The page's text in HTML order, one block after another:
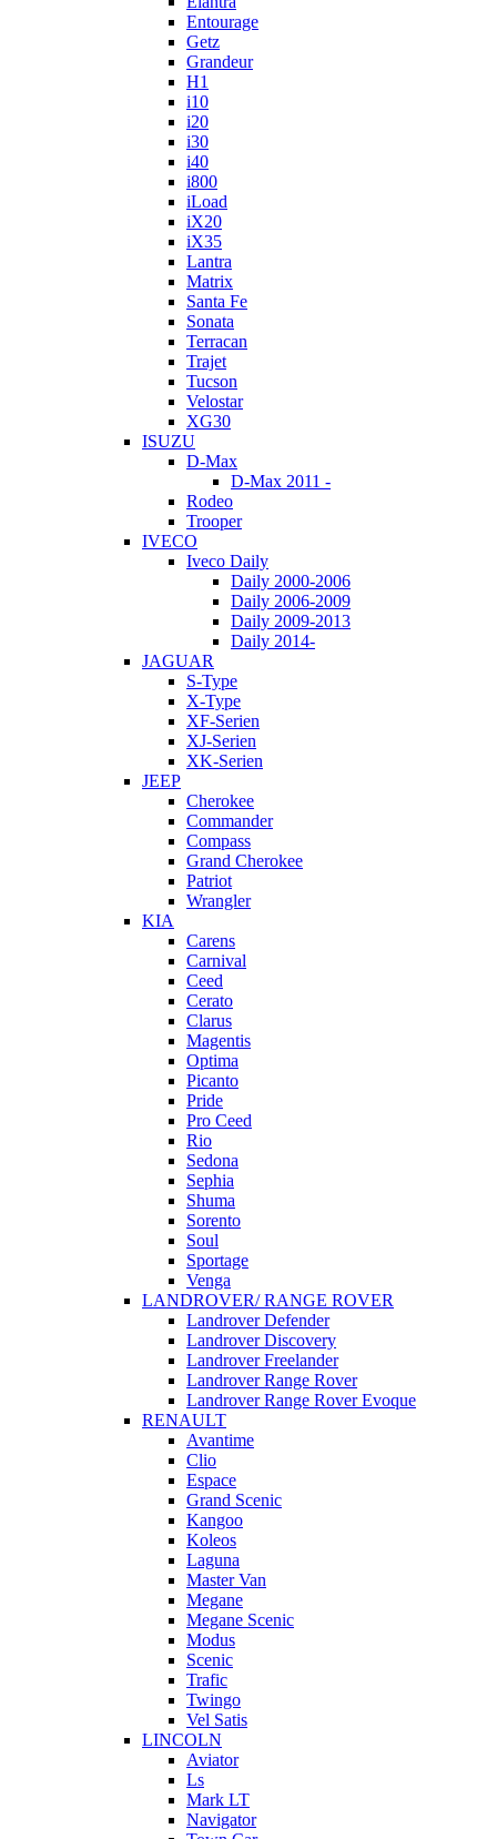
Entourage
Getz
Grandeur
H1
i10
i20
i30
i40
i800
iLoad
iX20
iX35
Lantra
Matrix
Santa Fe
Sonata
Terracan
Trajet
Tucson
Velostar
XG30
ISUZU
D-Max
D-Max 2011 -
Rodeo
Trooper
IVECO
Iveco Daily
Daily 2000-2006
Daily 2006-2009
Daily 2009-2013
Daily 2014-
JAGUAR
S-Type
X-Type
XF-Serien
XJ-Serien
XK-Serien
JEEP
Cherokee
Commander
Compass
Grand Cherokee
Patriot
Wrangler
KIA
Carens
Carnival
Ceed
Cerato
Clarus
Magentis
Optima
Picanto
Pride
Pro Ceed
Rio
Sedona
Sephia
Shuma
Sorento
Soul
Sportage
Venga
LANDROVER/ RANGE ROVER
Landrover Defender
Landrover Discovery
Landrover Freelander
Landrover Range Rover
Landrover Range Rover Evoque
RENAULT
Avantime
Clio
Espace
Grand Scenic
Kangoo
Koleos
Laguna
Master Van
Megane
Megane Scenic
Modus
Scenic
Trafic
Twingo
Vel Satis
LINCOLN
Aviator
Ls
Mark LT
Navigator